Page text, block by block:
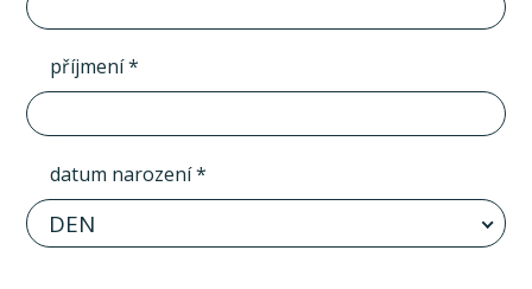
příjmení *
datum narození *
DEN